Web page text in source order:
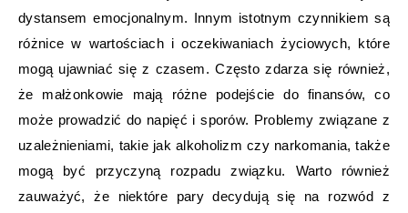
dystansem emocjonalnym. Innym istotnym czynnikiem są
różnice w wartościach i oczekiwaniach życiowych, które
mogą ujawniać się z czasem. Często zdarza się również,
że małżonkowie mają różne podejście do finansów, co
może prowadzić do napięć i sporów. Problemy związane z
uzależnieniami, takie jak alkoholizm czy narkomania, także
mogą być przyczyną rozpadu związku. Warto również
zauważyć, że niektóre pary decydują się na rozwód z